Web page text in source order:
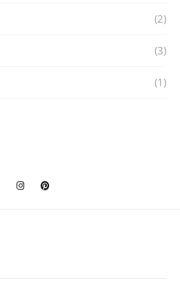
(2)
(3)
(1)